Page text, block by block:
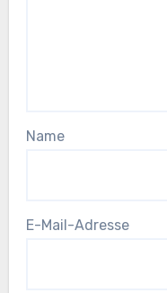
Name
E-Mail-Adresse